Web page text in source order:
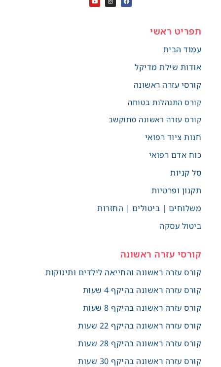
תפריט ראשי
עמוד הבית
אודות שילת מדיקל
קורסי עזרה ראשונה
קורס התנהלות בטוחה
קורס עזרה ראשונה מתוקשב
חנות ציוד רפואי
כוח אדם רפואי
סל קניות
תקנון ופרטיות
משלוחים | ביטולים | החזרות
ביטול עסקה
קורסי עזרה ראשונה
קורס עזרה ראשונה והחייאה לילדים ותינוקות
קורס עזרה ראשונה בהיקף 4 שעות
קורס עזרה ראשונה בהיקף 8 שעות
קורס עזרה ראשונה בהיקף 22 שעות
קורס עזרה ראשונה בהיקף 28 שעות
קורס עזרה ראשונה בהיקף 30 שעות